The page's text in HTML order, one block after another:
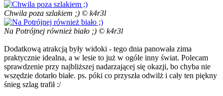
Chwila poza szlakiem ;) © k4r3l
Na Potrójnej również biało ;) © k4r3l
Dodatkową atrakcją były widoki - tego dnia panowała zima
praktycznie idealna, a w lesie to już w ogóle inny świat. Polecam
sprawdzenie przy najbliższej nadarzającej się okazji, bo chyba nie
wszędzie dotarło białe. ps. póki co przyszła odwilż i cały ten piękny
śnieg szlag trafił :/